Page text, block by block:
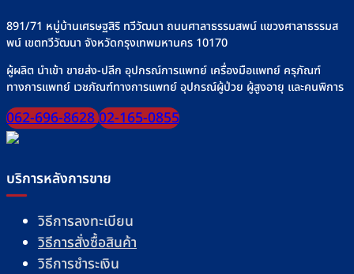
891/71 หมู่บ้านเศรษฐสิริ ทวีวัฒนา ถนนศาลาธรรมสพน์ แขวงศาลาธรรมส
พน์ เขตทวีวัฒนา จังหวัดกรุงเทพมหานคร 10170
ผู้ผลิต นำเข้า ขายส่ง-ปลีก อุปกรณ์การแพทย์ เครื่องมือแพทย์ ครุภัณฑ์
ทางการแพทย์ เวชภัณฑ์ทางการแพทย์ อุปกรณ์ผู้ป่วย ผู้สูงอายุ และคนพิการ
062-696-862802-165-0855
บริการหลังการขาย
วิธีการลงทะเบียน
วิธีการสั่งซื้อสินค้า
วิธีการชำระเงิน